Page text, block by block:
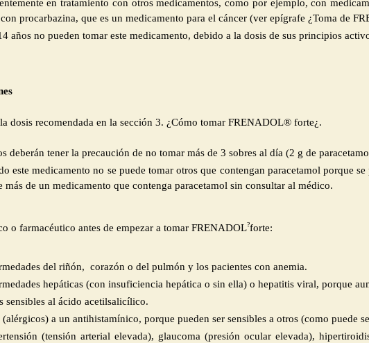
en tratamiento con otros medicamentos, como por ejemplo, con
procarbazina, que es un medicamento para el cáncer (ver epígrafe ¿Toma de
años no pueden tomar este medicamento, debido a la dosis de sus principios
dosis recomendada en la sección 3. ¿Cómo tomar FRENADOL® forte¿.
deberán tener la precaución de no tomar más de 3 sobres al día (2 g de
este medicamento no se puede tomar otros que contengan paracetamol porque
más de un medicamento que contenga paracetamol sin consultar al médico.
o farmacéutico antes de empezar a tomar FRENADOL?forte:
del riñón, corazón o del pulmón y los pacientes con anemia.
hepáticas (con insuficiencia hepática o sin ella) o hepatitis viral, porque
sensibles al ácido acetilsalicílico.
(alérgicos) a un antihistamínico, porque pueden ser sensibles a otros (como puede
(tensión arterial elevada), glaucoma (presión ocular elevada),